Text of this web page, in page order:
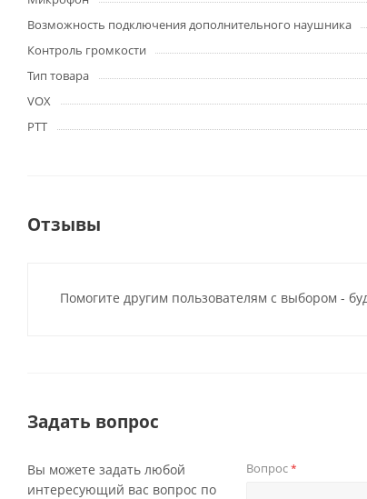
Возможность подключения дополнительного наушника
Контроль громкости
Тип товара
VOX
PTT
Отзывы
Помогите другим пользователям с выбором -
Задать вопрос
Вы можете задать любой
интересующий вас вопрос по
Вопрос*